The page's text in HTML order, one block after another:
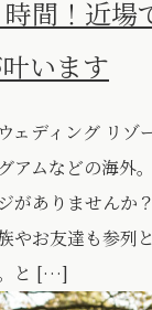
間！近場
います
ェディング リゾ
アムなどの海外
がありませんか
やお友達も参列
と […]